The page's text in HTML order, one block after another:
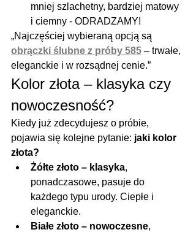
mniej szlachetny, bardziej matowy
i ciemny - ODRADZAMY!
„Najczęściej wybieraną opcją są
obrączki ślubne z próby 585 – trwałe,
eleganckie i w rozsądnej cenie.”
Kolor złota – klasyka czy
nowoczesność?
Kiedy już zdecydujesz o próbie,
pojawia się kolejne pytanie: jaki kolor
złota?
Żółte złoto – klasyka,
ponadczasowe, pasuje do
każdego typu urody. Ciepłe i
eleganckie.
Białe złoto – nowoczesne,